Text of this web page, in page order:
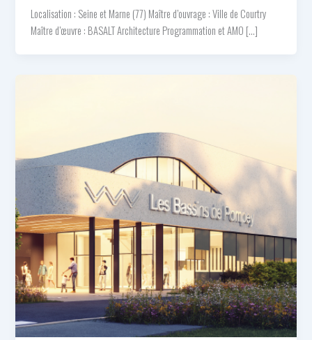
Localisation : Seine et Marne (77) Maître d’ouvrage : Ville de Courtry
Maître d’œuvre : BASALT Architecture Programmation et AMO […]